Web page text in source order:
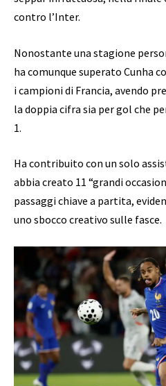
contro l’Inter.
Nonostante una stagione
ha comunque superato Cunha
i campioni di Francia, avendo
la doppia cifra sia per gol che
1.
Ha contribuito con un solo
abbia creato 11 “grandi
passaggi chiave a partita,
uno sbocco creativo sulle fasce.